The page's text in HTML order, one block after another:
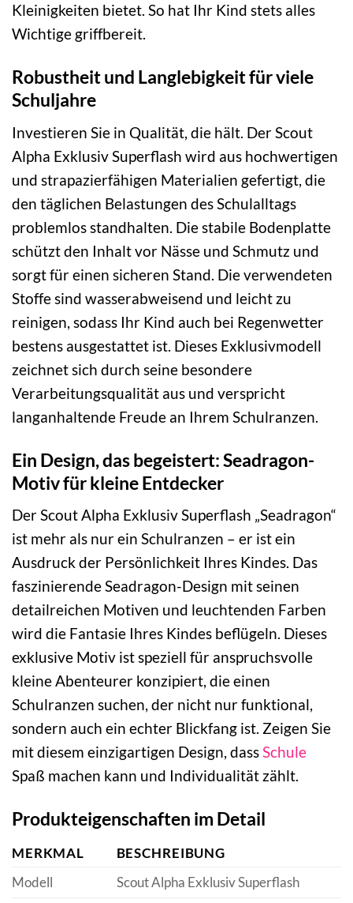
Kleinigkeiten bietet. So hat Ihr Kind stets alles
Wichtige griffbereit.
Robustheit und Langlebigkeit für viele
Schuljahre
Investieren Sie in Qualität, die hält. Der Scout
Alpha Exklusiv Superflash wird aus hochwertigen
und strapazierfähigen Materialien gefertigt, die
den täglichen Belastungen des Schulalltags
problemlos standhalten. Die stabile Bodenplatte
schützt den Inhalt vor Nässe und Schmutz und
sorgt für einen sicheren Stand. Die verwendeten
Stoffe sind wasserabweisend und leicht zu
reinigen, sodass Ihr Kind auch bei Regenwetter
bestens ausgestattet ist. Dieses Exklusivmodell
zeichnet sich durch seine besondere
Verarbeitungsqualität aus und verspricht
langanhaltende Freude an Ihrem Schulranzen.
Ein Design, das begeistert: Seadragon-
Motiv für kleine Entdecker
Der Scout Alpha Exklusiv Superflash „Seadragon“
ist mehr als nur ein Schulranzen – er ist ein
Ausdruck der Persönlichkeit Ihres Kindes. Das
faszinierende Seadragon-Design mit seinen
detailreichen Motiven und leuchtenden Farben
wird die Fantasie Ihres Kindes beflügeln. Dieses
exklusive Motiv ist speziell für anspruchsvolle
kleine Abenteurer konzipiert, die einen
Schulranzen suchen, der nicht nur funktional,
sondern auch ein echter Blickfang ist. Zeigen Sie
mit diesem einzigartigen Design, dassSchule
Spaß machen kann und Individualität zählt.
Produkteigenschaften im Detail
MERKMAL
BESCHREIBUNG
Modell
Scout Alpha Exklusiv Superflash